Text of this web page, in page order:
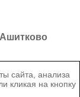
сайта, анализа
кликая на кнопку